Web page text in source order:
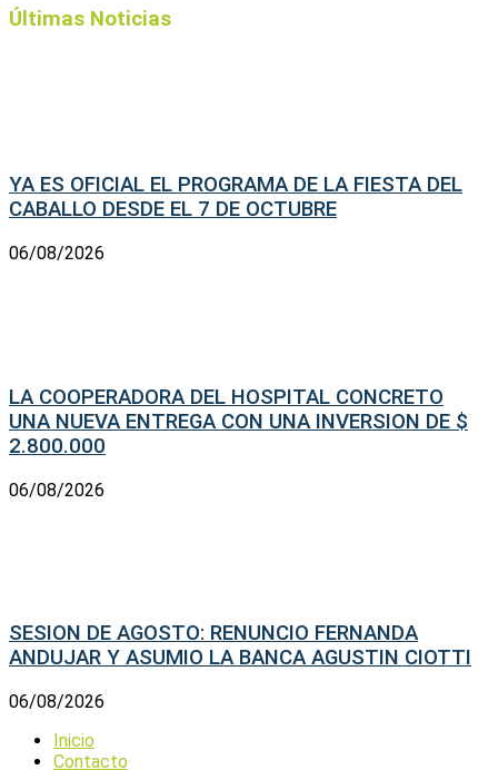
Últimas Noticias
YA ES OFICIAL EL PROGRAMA DE LA FIESTA DEL
CABALLO DESDE EL 7 DE OCTUBRE
06/08/2026
LA COOPERADORA DEL HOSPITAL CONCRETO
UNA NUEVA ENTREGA CON UNA INVERSION DE $
2.800.000
06/08/2026
SESION DE AGOSTO: RENUNCIO FERNANDA
ANDUJAR Y ASUMIO LA BANCA AGUSTIN CIOTTI
06/08/2026
Inicio
Contacto